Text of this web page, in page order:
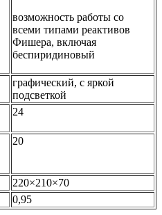
возможность работы со
всеми типами реактивов
Фишера, включая
беспиридиновый
графический, с яркой
подсветкой
24
20
220×210×70
0,95